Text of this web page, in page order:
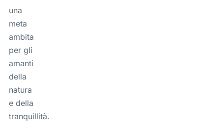
una
meta
ambita
per gli
amanti
della
natura
e della
tranquillità.